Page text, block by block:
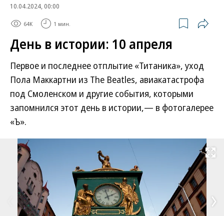
10.04.2024, 00:00
64K 1 мин.
День в истории: 10 апреля
Первое и последнее отплытие «Титаника», уход
Пола Маккартни из The Beatles, авиакатастрофа
под Смоленском и другие события, которыми
запомнился этот день в истории,— в фотогалерее
«Ъ».
Развернуть